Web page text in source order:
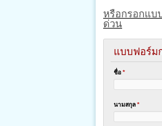
หรือกรอกแบ
ด่วน
แบบฟอร์ม
ชื่อ *
นามสกุล *